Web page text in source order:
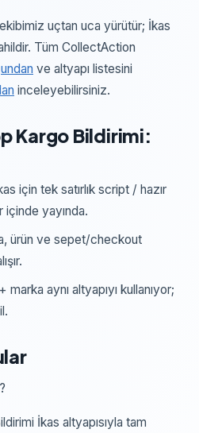
uçtan uca yürütür; İkas
Tüm CollectAction
ve altyapı listesini
inceleyebilirsiniz.
Kargo Bildirimi:
için tek satırlık script / hazır
içinde yayında.
ürün ve sepet/checkout
marka aynı altyapıyı kullanıyor;
İkas altyapısıyla tam